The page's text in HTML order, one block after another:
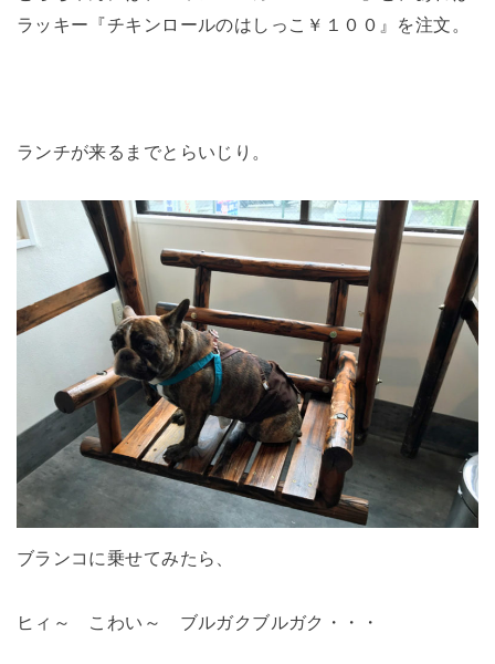
ラッキー『チキンロールのはしっこ￥１００』を注文。
ランチが来るまでとらいじり。
ブランコに乗せてみたら、
ヒィ～ こわい～ ブルガクブルガク・・・